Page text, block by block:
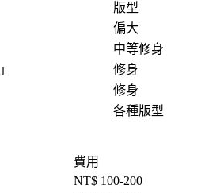
版型
偏大
中等修身
」
修身
修身
各種版型
費用
NT$ 100-200